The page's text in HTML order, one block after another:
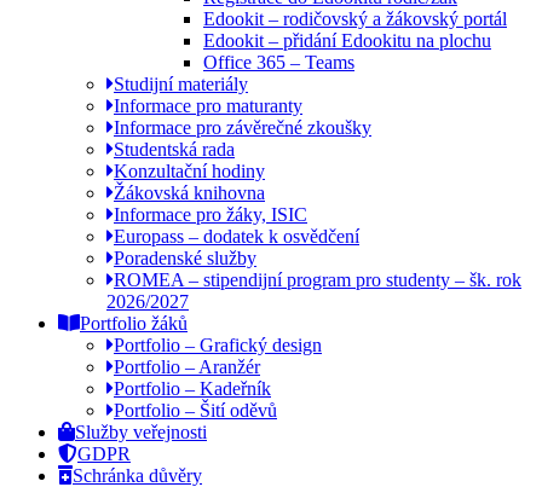
Edookit – rodičovský a žákovský portál
Edookit – přidání Edookitu na plochu
Office 365 – Teams
Studijní materiály
Informace pro maturanty
Informace pro závěrečné zkoušky
Studentská rada
Konzultační hodiny
Žákovská knihovna
Informace pro žáky, ISIC
Europass – dodatek k osvědčení
Poradenské služby
ROMEA – stipendijní program pro studenty – šk. rok
2026/2027
Portfolio žáků
Portfolio – Grafický design
Portfolio – Aranžér
Portfolio – Kadeřník
Portfolio – Šití oděvů
Služby veřejnosti
GDPR
Schránka důvěry